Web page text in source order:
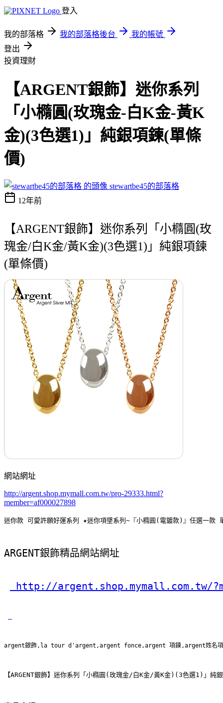
登入
我的部落格 我的部落格後台
我的帳號
登出
投資理財
【ARGENT銀飾】迷你系列
「小橢圓(玫瑰金-白K金-黃K
金)(3色選1)」純銀項鍊(單條
價)
stewartbe45的部落格
12年前
【ARGENT銀飾】迷你系列「小橢圓(玫
瑰金/白K金/黃K金)(3色選1)」純銀項鍊
(單條價)
網站網址
http://argent.shop.mymall.com.tw/pro-29333.html?
member=af000027898
迷你款 可愛許願好運系列 ★迷你項墜系列~『小橢圓(電鍍款)』任選一
ARGENT銀飾精品網站網址
http://argent.shop.mymall.com.tw/
argent銀飾,la tour d'argent,argent fonce,argent 項鍊,argent姓名
【ARGENT銀飾】迷你系列「小橢圓(玫瑰金/白K金/黃K金)(3色選1)」純